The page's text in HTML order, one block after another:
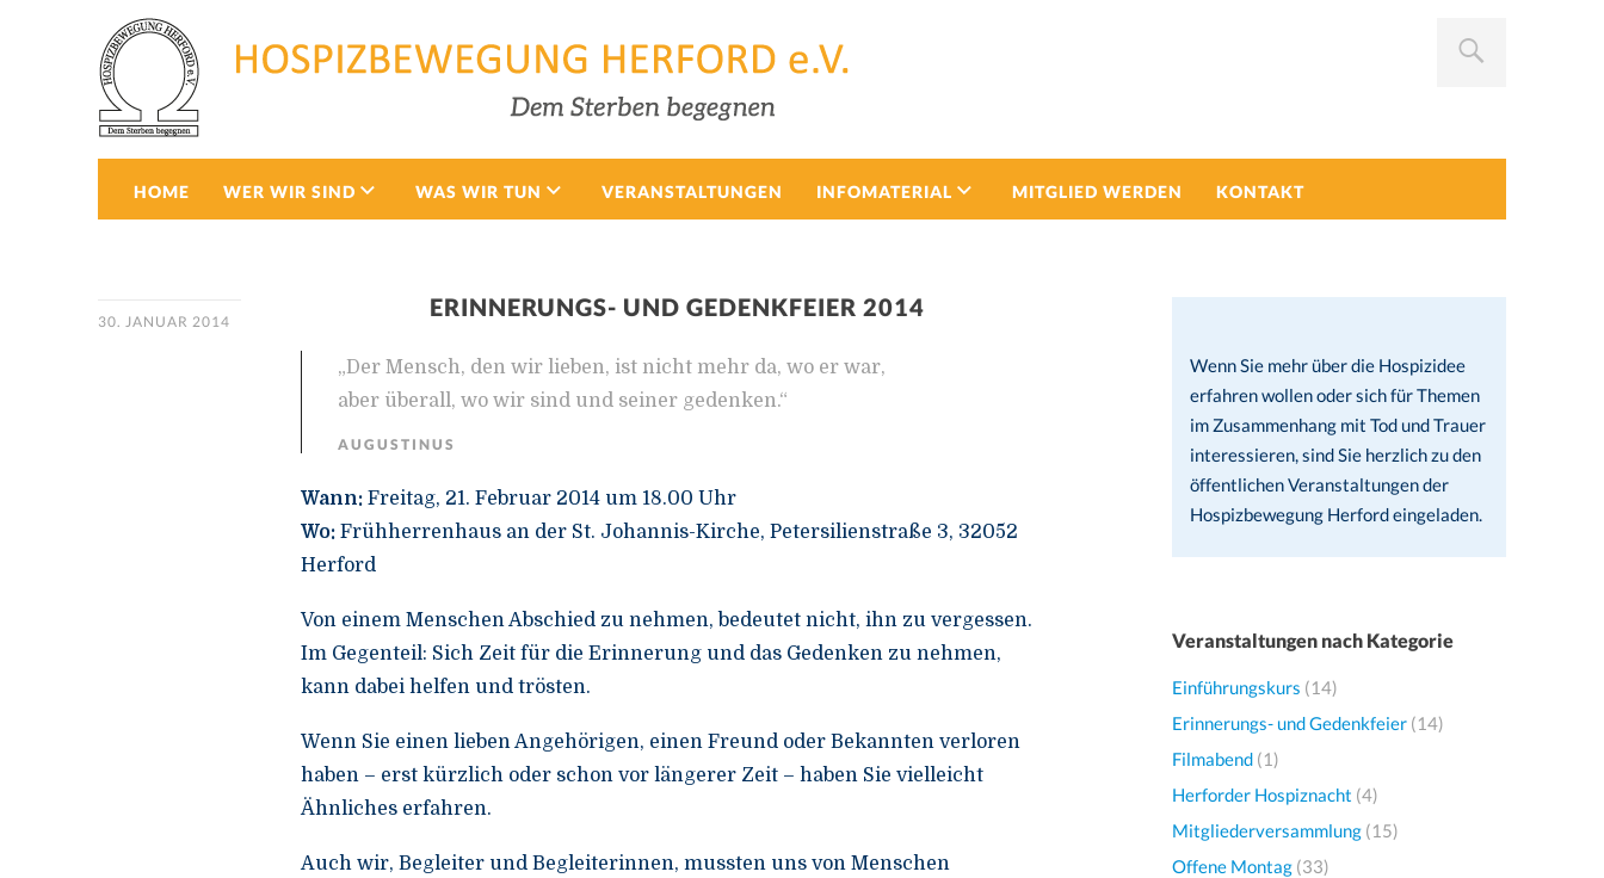
HOME WER WIR SIND WAS WIR TUN VERANSTALTUNGEN INFOMATERIAL MITGLIED WERDEN KONTAKT
30. JANUAR 2014
ERINNERUNGS- UND GEDENKFEIER 2014
„Der Mensch, den wir lieben, ist nicht mehr da, wo er war,
aber überall, wo wir sind und seiner gedenken.“
AUGUSTINUS
Wann: Freitag, 21. Februar 2014 um 18.00 Uhr
Wo: Frühherrenhaus an der St. Johannis-Kirche, Petersilienstraße 3, 32052
Herford
Von einem Menschen Abschied zu nehmen, bedeutet nicht, ihn zu vergessen.
Im Gegenteil: Sich Zeit für die Erinnerung und das Gedenken zu nehmen,
kann dabei helfen und trösten.
Wenn Sie einen lieben Angehörigen, einen Freund oder Bekannten verloren
haben – erst kürzlich oder schon vor längerer Zeit – haben Sie vielleicht
Ähnliches erfahren.
Auch wir, Begleiter und Begleiterinnen, mussten uns von Menschen
Wenn Sie mehr über die Hospizidee
erfahren wollen oder sich für Themen
im Zusammenhang mit Tod und Trauer
interessieren, sind Sie herzlich zu den
öffentlichen Veranstaltungen der
Hospizbewegung Herford eingeladen.
Veranstaltungen nach Kategorie
Einführungskurs (14)
Erinnerungs- und Gedenkfeier (14)
Filmabend (1)
Herforder Hospiznacht (4)
Mitgliederversammlung (15)
Offene Montag (33)